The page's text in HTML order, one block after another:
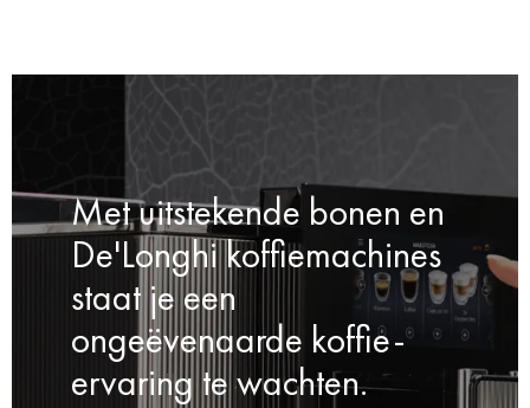
Met uitstekende bonen en
De'Longhi koffiemachines
staat je een
ongeëvenaarde koffie-
ervaring te wachten.